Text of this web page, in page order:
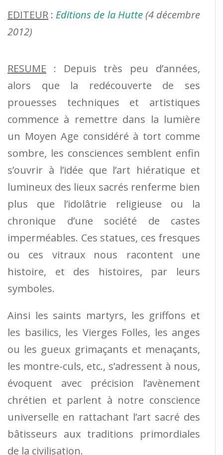
EDITEUR : Editions de la Hutte(4 décembre
2012)
RESUME : Depuis très peu d’années,
alors que la redécouverte de ses
prouesses techniques et artistiques
commence à remettre dans la lumière
un Moyen Age considéré à tort comme
sombre, les consciences semblent enfin
s’ouvrir à l’idée que l’art hiératique et
lumineux des lieux sacrés renferme bien
plus que l’idolâtrie religieuse ou la
chronique d’une société de castes
imperméables. Ces statues, ces fresques
ou ces vitraux nous racontent une
histoire, et des histoires, par leurs
symboles.
Ainsi les saints martyrs, les griffons et
les basilics, les Vierges Folles, les anges
ou les gueux grimaçants et menaçants,
les montre-culs, etc., s’adressent à nous,
évoquent avec précision l’avènement
chrétien et parlent à notre conscience
universelle en rattachant l’art sacré des
bâtisseurs aux traditions primordiales
de la civilisation.